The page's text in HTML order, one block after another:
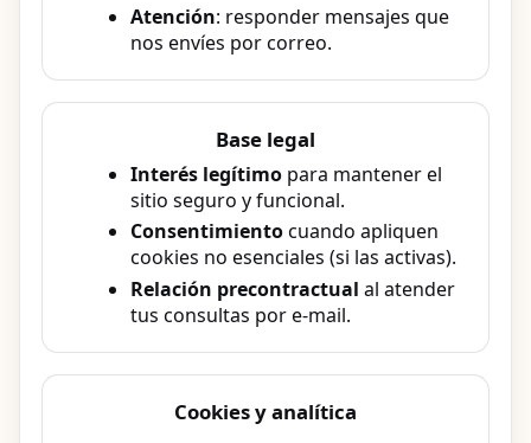
Atención: responder mensajes que
nos envíes por correo.
Base legal
Interés legítimopara mantener el
sitio seguro y funcional.
Consentimientocuando apliquen
cookies no esenciales (si las activas).
Relación precontractual al atender
tus consultas por e-mail.
Cookies y analítica